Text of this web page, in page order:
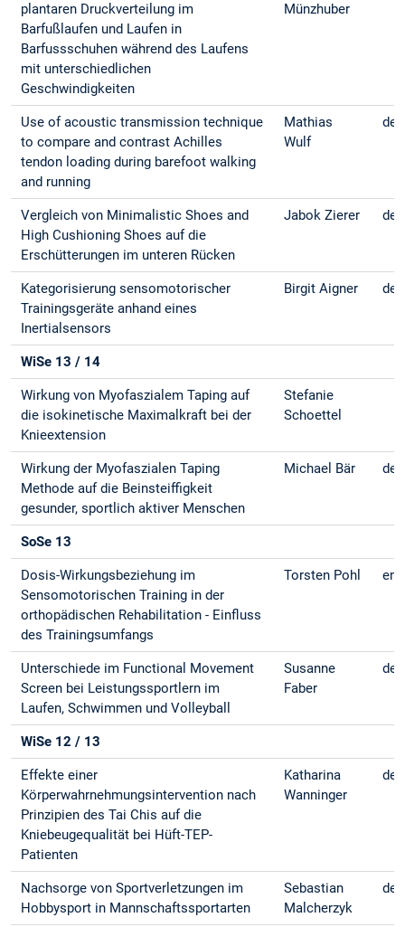
plantaren Druckverteilung im
Barfußlaufen und Laufen in
Barfussschuhen während des Laufens
mit unterschiedlichen
Geschwindigkeiten
Münzhuber
Use of acoustic transmission technique
to compare and contrast Achilles
tendon loading during barefoot walking
and running
Mathias
Wulf
Vergleich von Minimalistic Shoes and
High Cushioning Shoes auf die
Erschütterungen im unteren Rücken
Jabok Zierer
Kategorisierung sensomotorischer
Trainingsgeräte anhand eines
Inertialsensors
Birgit Aigner
WiSe 13 / 14
Wirkung von Myofaszialem Taping auf
die isokinetische Maximalkraft bei der
Knieextension
Stefanie
Schoettel
Wirkung der Myofaszialen Taping
Methode auf die Beinsteiffigkeit
gesunder, sportlich aktiver Menschen
Michael Bär
SoSe 13
Dosis-Wirkungsbeziehung im
Sensomotorischen Training in der
orthopädischen Rehabilitation - Einfluss
des Trainingsumfangs
Torsten Pohl
Unterschiede im Functional Movement
Screen bei Leistungssportlern im
Laufen, Schwimmen und Volleyball
Susanne
Faber
WiSe 12 / 13
Effekte einer
Körperwahrnehmungsintervention nach
Prinzipien des Tai Chis auf die
Kniebeugequalität bei Hüft-TEP-
Patienten
Katharina
Wanninger
Nachsorge von Sportverletzungen im
Hobbysport in Mannschaftssportarten
Sebastian
Malcherzyk